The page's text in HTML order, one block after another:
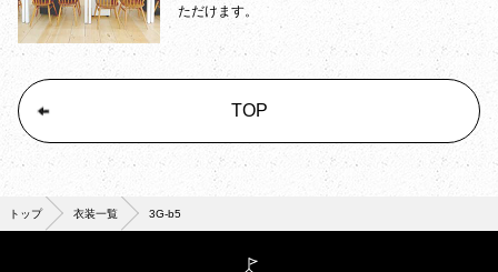
ただけます。
TOP
トップ 衣装一覧 3G-b5